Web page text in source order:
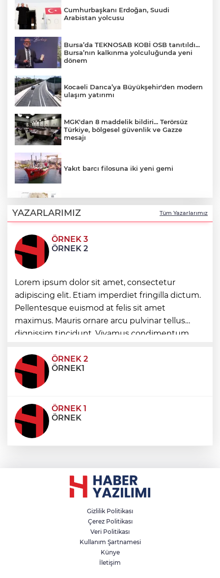
Cumhurbaşkanı Erdoğan, Suudi
Arabistan yolcusu
Bursa’da TEKNOSAB KOBİ OSB tanıtıldı...
Bursa’nın kalkınma yolculuğunda yeni
dönem
Kocaeli Darıca’ya Büyükşehir'den modern
ulaşım yatırımı
MGK'dan 8 maddelik bildiri... Terörsüz
Türkiye, bölgesel güvenlik ve Gazze
mesajı
Yakıt barcı filosuna iki yeni gemi
tek platformda
Türkiye ile Vietnam arasında 'hava'da
yeni dönem... Sefer kapasitesi artırıldı
Görevden uzaklaştırılan Utku Caner
Çaykara hakkında tahliye kararı
Fındık alım fiyatları açıklandı... Alımlar 24
Ağustos'ta başlıyor
YAZARLARIMIZ Tüm Yazarlarımız
ÖRNEK 3
ÖRNEK 2
Lorem ipsum dolor sit amet, consectetur
adipiscing elit. Etiam imperdiet fringilla dictum.
Pellentesque euismod at felis sit amet
maximus. Mauris ornare arcu pulvinar tellus
dignissim tincidunt. Vivamus condimentum
condimentum eros et, faucibus sapien. Praese
ÖRNEK 2
ÖRNEK1
ÖRNEK 1
ÖRNEK
Gizlilik Politikası
Çerez Politikası
Veri Politikası
Kullanım Şartnamesi
Künye
İletişim